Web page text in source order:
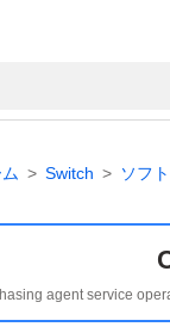
Switch ソフ
agent service